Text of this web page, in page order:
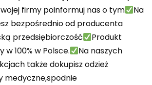
firmy poinformuj nas o tym
Na
bezpośrednio od producenta
przedsiębiorczość
Produkt
100% w Polsce.
Na naszych
także dokupisz odzież
medyczne,spodnie